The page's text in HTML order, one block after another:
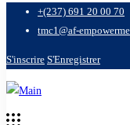
+(237) 691 20 00 70
tmc1@af-
S'inscrire S'Enregistrer